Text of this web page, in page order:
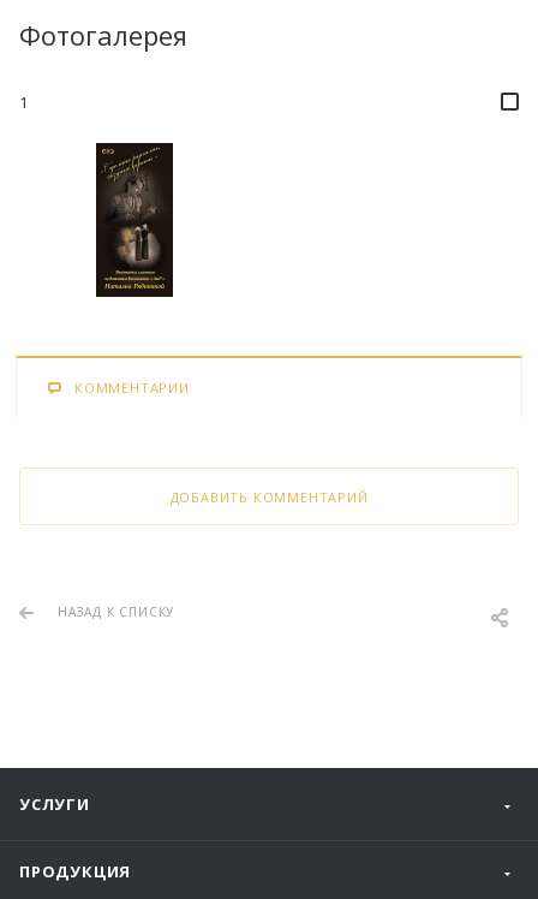
Фотогалерея
1
КОММЕНТАРИИ
ДОБАВИТЬ КОММЕНТАРИЙ
НАЗАД К СПИСКУ
УСЛУГИ
ПРОДУКЦИЯ